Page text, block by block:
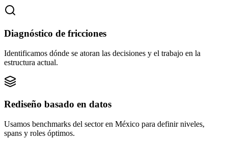
Diagnóstico de fricciones
Identificamos dónde se atoran las decisiones y el trabajo en la
estructura actual.
Rediseño basado en datos
Usamos benchmarks del sector en México para definir niveles,
spans y roles óptimos.